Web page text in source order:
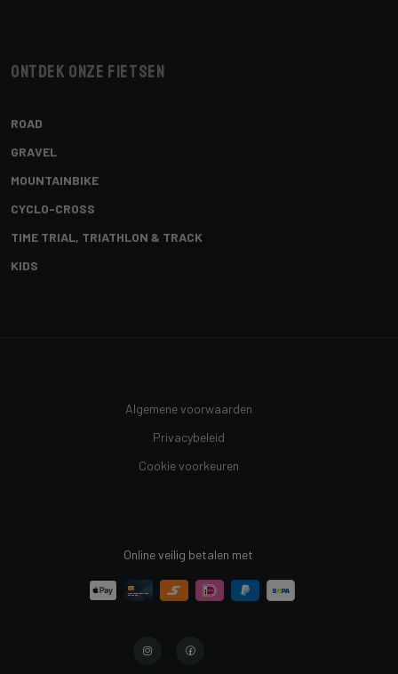
Ontdek onze fietsen
ROAD
GRAVEL
MOUNTAINBIKE
CYCLO-CROSS
TIME TRIAL, TRIATHLON & TRACK
KIDS
Algemene voorwaarden
Privacybeleid
Cookie voorkeuren
Online veilig betalen met